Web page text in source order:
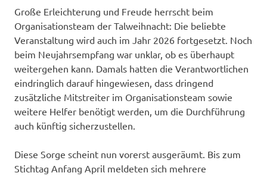
Große Erleichterung und Freude herrscht beim
Organisationsteam der Talweihnacht: Die beliebte
Veranstaltung wird auch im Jahr 2026 fortgesetzt. Noch
beim Neujahrsempfang war unklar, ob es überhaupt
weitergehen kann. Damals hatten die Verantwortlichen
eindringlich darauf hingewiesen, dass dringend
zusätzliche Mitstreiter im Organisationsteam sowie
weitere Helfer benötigt werden, um die Durchführung
auch künftig sicherzustellen.
Diese Sorge scheint nun vorerst ausgeräumt. Bis zum
Stichtag Anfang April meldeten sich mehrere